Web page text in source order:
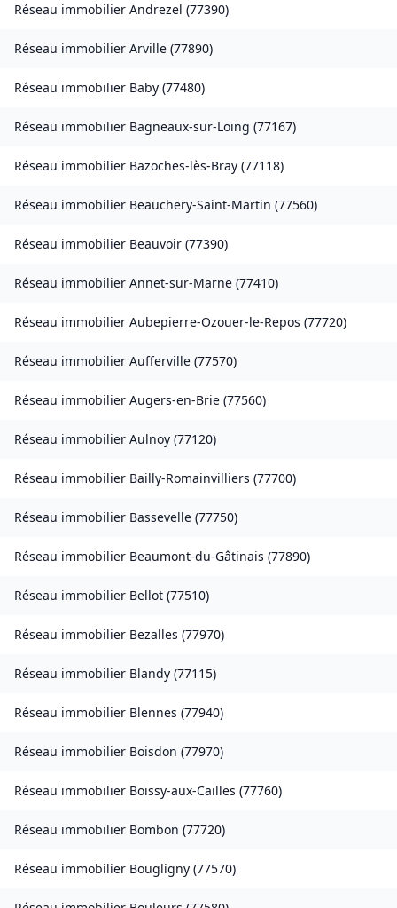
Réseau immobilier Andrezel (77390)
Réseau immobilier Arville (77890)
Réseau immobilier Baby (77480)
Réseau immobilier Bagneaux-sur-Loing (77167)
Réseau immobilier Bazoches-lès-Bray (77118)
Réseau immobilier Beauchery-Saint-Martin (77560)
Réseau immobilier Beauvoir (77390)
Réseau immobilier Annet-sur-Marne (77410)
Réseau immobilier Aubepierre-Ozouer-le-Repos (77720)
Réseau immobilier Aufferville (77570)
Réseau immobilier Augers-en-Brie (77560)
Réseau immobilier Aulnoy (77120)
Réseau immobilier Bailly-Romainvilliers (77700)
Réseau immobilier Bassevelle (77750)
Réseau immobilier Beaumont-du-Gâtinais (77890)
Réseau immobilier Bellot (77510)
Réseau immobilier Bezalles (77970)
Réseau immobilier Blandy (77115)
Réseau immobilier Blennes (77940)
Réseau immobilier Boisdon (77970)
Réseau immobilier Boissy-aux-Cailles (77760)
Réseau immobilier Bombon (77720)
Réseau immobilier Bougligny (77570)